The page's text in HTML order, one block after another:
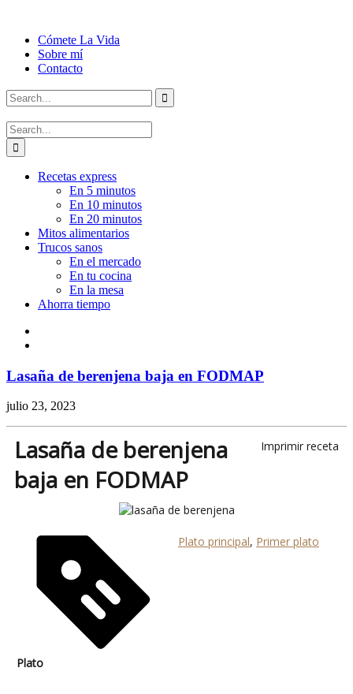
Cómete La Vida
Sobre mí
Contacto
Recetas express
En 5 minutos
En 10 minutos
En 20 minutos
Mitos alimentarios
Trucos sanos
En el mercado
En tu cocina
En la mesa
Ahorra tiempo
Lasaña de berenjena baja en FODMAP
julio 23, 2023
Imprimir receta
Lasaña de berenjena
baja en FODMAP
Plato
Plato principal, Primer plato